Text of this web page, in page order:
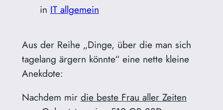
in IT allgemein
Aus der Reihe „Dinge, über die man sich
tagelang ärgern könnte“ eine nette kleine
Anekdote:
Nachdem mir die beste Frau aller Zeiten